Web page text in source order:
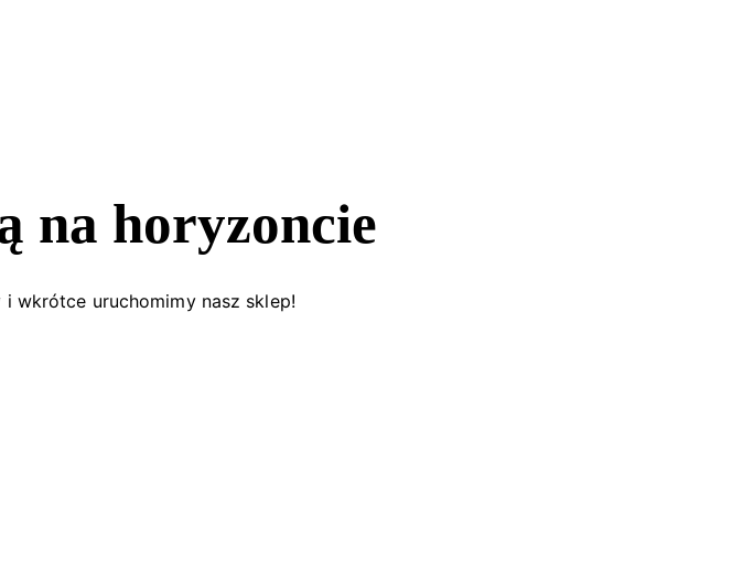
na horyzoncie
wkrótce uruchomimy nasz sklep!